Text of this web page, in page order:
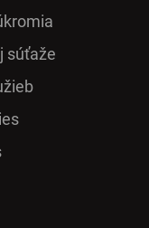
sú­ťaže